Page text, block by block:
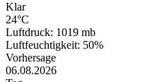
Klar
24°C
Luftdruck: 1019 mb
Luftfeuchtigkeit: 50%
Vorhersage
06.08.2026